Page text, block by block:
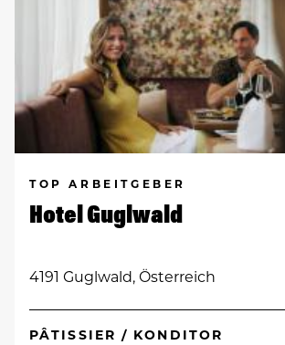
TOP ARBEITGEBER
Hotel Guglwald
4191 Guglwald, Österreich
PÂTISSIER / KONDITOR